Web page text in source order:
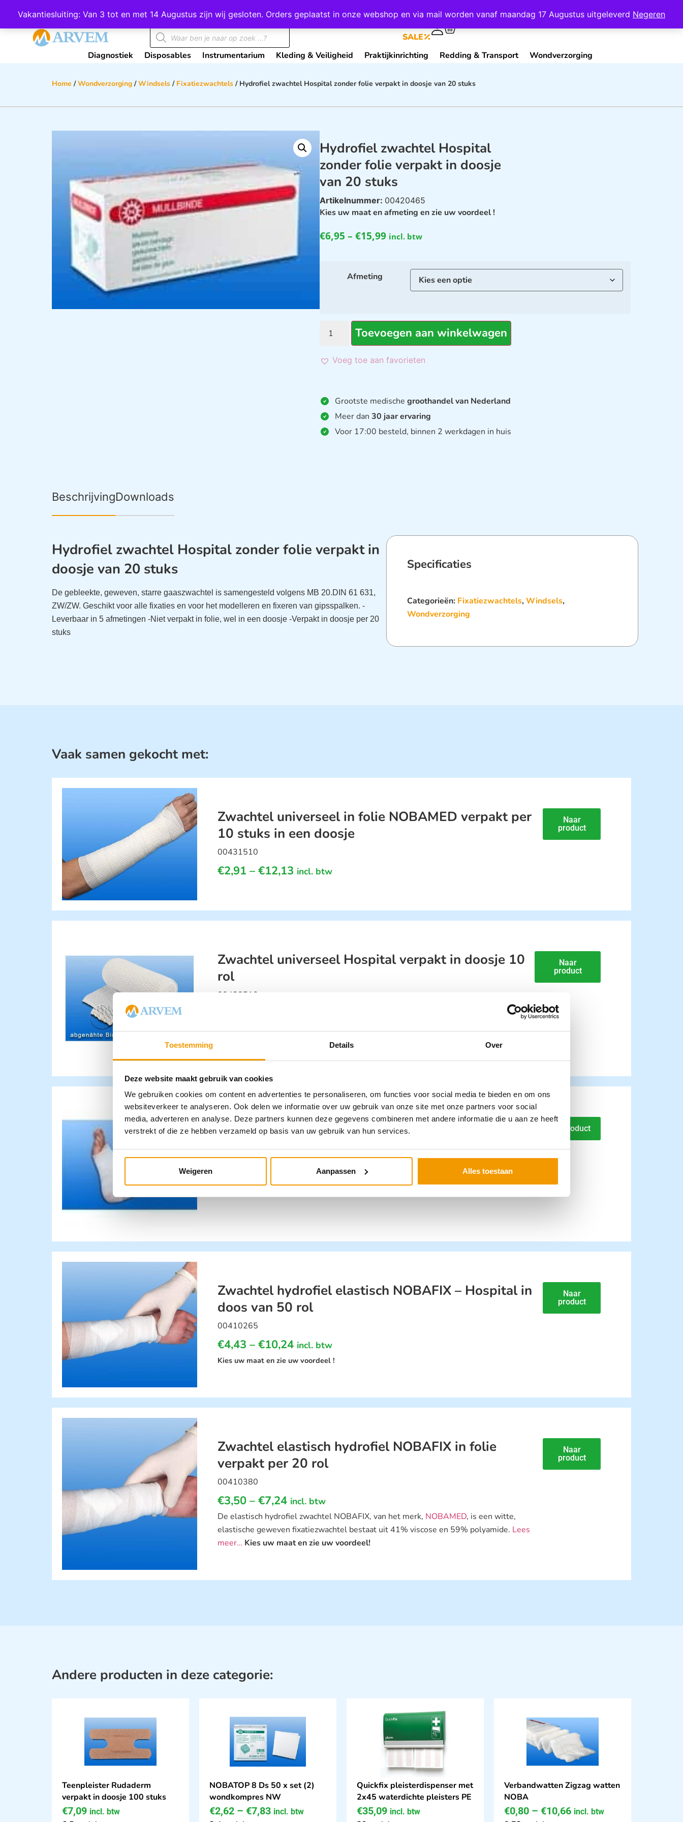
Toestemming Details Over
Deze website maakt gebruik van cookies
We gebruiken cookies om content en advertenties te personaliseren, om functies voor social media te bieden en om ons
websiteverkeer te analyseren. Ook delen we informatie over uw gebruik van onze site met onze partners voor social
media, adverteren en analyse. Deze partners kunnen deze gegevens combineren met andere informatie die u aan ze heeft
verstrekt of die ze hebben verzameld op basis van uw gebruik van hun services.
Weigeren Aanpassen Alles toestaan
Vakantiesluiting: Van 3 tot en met 14 Augustus zijn wij gesloten. Orders geplaatst in onze webshop en via mail worden vanaf maandag 17 Augustus uitgeleverd Negeren
Wij scoren een 4,8 op Google Mijn Account Contact
SALE
Diagnostiek Disposables Instrumentarium Kleding & Veiligheid Praktijkinrichting Redding & Transport Wondverzorging
Home /Wondverzorging /Windsels / Fixatiezwachtels / Hydrofiel zwachtel Hospital zonder folie verpakt in doosje van 20 stuks
Hydrofiel zwachtel Hospital
zonder folie verpakt in doosje
van 20 stuks
Artikelnummer: 00420465
Kies uw maat en afmeting en zie uw voordeel !
€6,95 – €15,99 incl. btw
Afmeting
Toevoegen aan winkelwagen
Voeg toe aan favorieten
Grootste medischegroothandel van Nederland
Meer dan30 jaar ervaring
Voor 17:00 besteld, binnen 2 werkdagen in huis
BeschrijvingDownloads
Hydrofiel zwachtel Hospital zonder folie verpakt in
doosje van 20 stuks
De gebleekte, geweven, starre gaaszwachtel is samengesteld volgens MB 20.DIN 61 631,
ZW/ZW. Geschikt voor alle fixaties en voor het modelleren en fixeren van gipsspalken. -
Leverbaar in 5 afmetingen -Niet verpakt in folie, wel in een doosje -Verpakt in doosje per 20
stuks
Specificaties
Categorieën: Fixatiezwachtels,Windsels,
Wondverzorging
Vaak samen gekocht met:
Naar
product
Zwachtel universeel in folie NOBAMED verpakt per
10 stuks in een doosje
00431510
€2,91 – €12,13 incl. btw
Naar
product
Zwachtel universeel Hospital verpakt in doosje 10
rol
00430510
Kies uw afmeting en zie uw staffelkorting !
Naar product
Zwachtel afmeting in folie NOBATEX
€4,39 – €9,60 incl. btw
Optie; Maak uw keuze voor de afmeting
Naar
product
Zwachtel hydrofiel elastisch NOBAFIX – Hospital in
doos van 50 rol
00410265
€4,43 – €10,24 incl. btw
Kies uw maat en zie uw voordeel !
Naar
product
Zwachtel elastisch hydrofiel NOBAFIX in folie
verpakt per 20 rol
00410380
€3,50 – €7,24 incl. btw
De elastisch hydrofiel zwachtel NOBAFIX, van het merk, NOBAMED, is een witte,
elastische geweven fixatiezwachtel bestaat uit 41% viscose en 59% polyamide. Lees
meer… Kies uw maat en zie uw voordeel!
Andere producten in deze categorie:
Teenpleister Rudaderm
verpakt in doosje 100 stuks
€7,09 incl. btw
NOBATOP 8 Ds 50 x set (2)
wondkompres NW
€2,62 – €7,83 incl. btw
Quickfix pleisterdispenser met
2x45 waterdichte pleisters PE
€35,09 incl. btw
Verbandwatten Zigzag watten
NOBA
€0,80 – €10,66 incl. btw